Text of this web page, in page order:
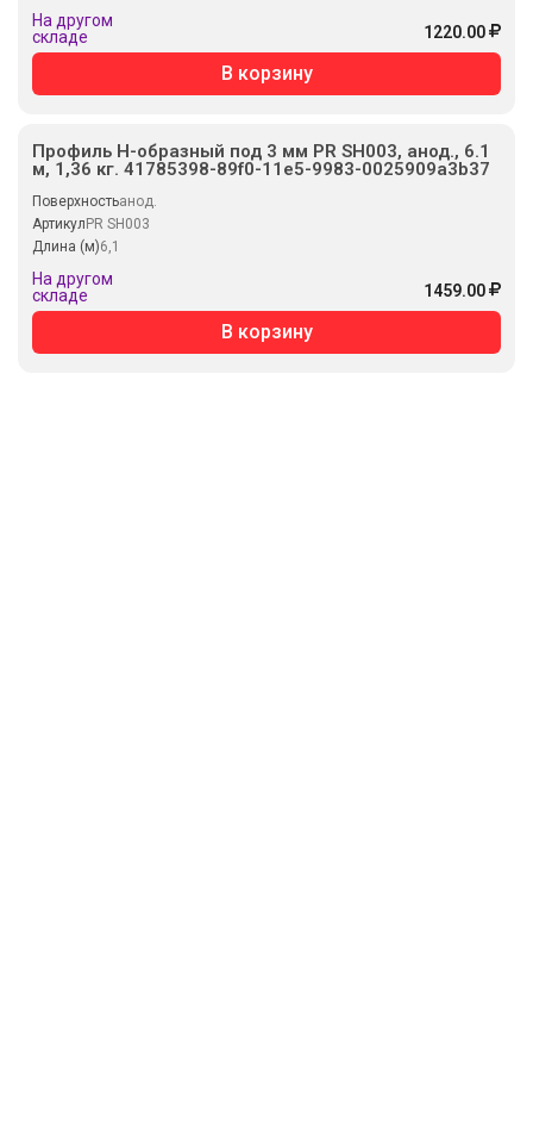
На другом
складе
1220.00
В корзину
Профиль H-образный под 3 мм PR SH003, анод., 6.1
м, 1,36 кг. 41785398-89f0-11e5-9983-0025909a3b37
Поверхностьанод.
АртикулPR SH003
Длина (м)6,1
На другом
складе
1459.00
В корзину